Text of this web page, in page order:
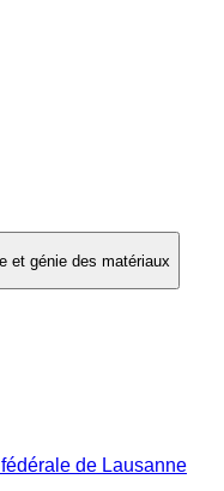
et génie des matériaux